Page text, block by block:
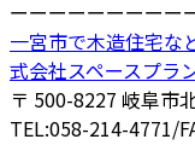
ーーーーーーーーー
一宮市で木造住宅な
式会社スペースプラ
〒 500-8227 岐阜市
TEL:058-214-4771/